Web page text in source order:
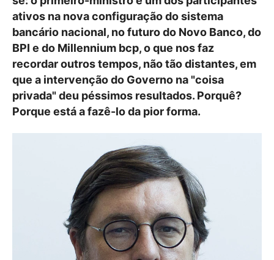
ativos na nova configuração do sistema
bancário nacional, no futuro do Novo Banco, do
BPI e do Millennium bcp, o que nos faz
recordar outros tempos, não tão distantes, em
que a intervenção do Governo na "coisa
privada" deu péssimos resultados. Porquê?
Porque está a fazê-lo da pior forma.